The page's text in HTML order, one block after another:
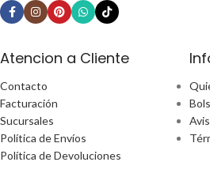
Atencion a Cliente
Contacto
Facturación
Sucursales
Política de Envíos
Política de Devoluciones